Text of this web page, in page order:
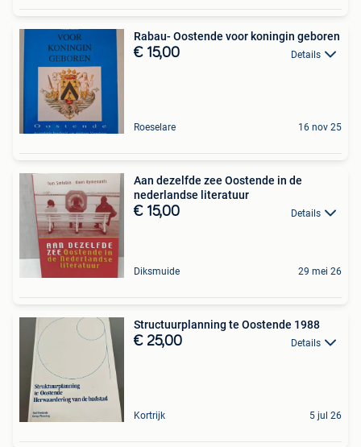
Rabau- Oostende voor koningin geboren
€ 15,00 Details
Roeselare 16 nov 25
Aan dezelfde zee Oostende in de
nederlandse literatuur
€ 15,00 Details
Diksmuide 29 mei 26
Structuurplanning te Oostende 1988
€ 25,00 Details
Kortrijk 5 jul 26